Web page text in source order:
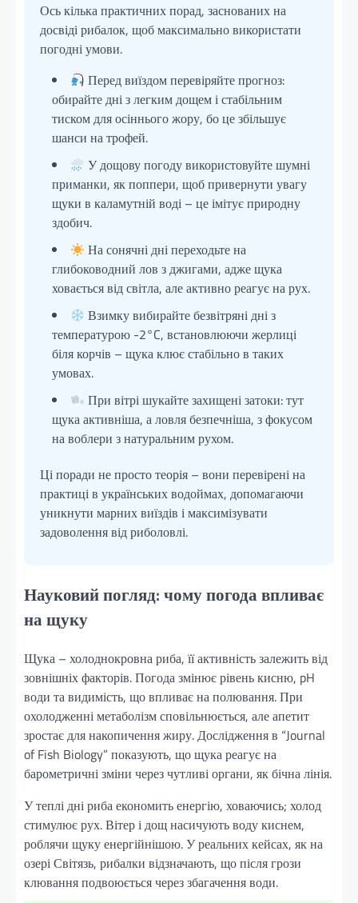
Ось кілька практичних порад, заснованих на
досвіді рибалок, щоб максимально використати
погодні умови.
Перед виїздом перевіряйте прогноз:
обирайте дні з легким дощем і стабільним
тиском для осіннього жору, бо це збільшує
шанси на трофей.
У дощову погоду використовуйте шумні
приманки, як поппери, щоб привернути увагу
щуки в каламутній воді – це імітує природну
здобич.
На сонячні дні переходьте на
глибоководний лов з джигами, адже щука
ховається від світла, але активно реагує на рух.
Взимку вибирайте безвітряні дні з
температурою -2°C, встановлюючи жерлиці
біля корчів – щука клює стабільно в таких
умовах.
При вітрі шукайте захищені затоки: тут
щука активніша, а ловля безпечніша, з фокусом
на воблери з натуральним рухом.
Ці поради не просто теорія – вони перевірені на
практиці в українських водоймах, допомагаючи
уникнути марних виїздів і максимізувати
задоволення від риболовлі.
Науковий погляд: чому погода впливає
на щуку
Щука – холоднокровна риба, її активність залежить від
зовнішніх факторів. Погода змінює рівень кисню, pH
води та видимість, що впливає на полювання. При
охолодженні метаболізм сповільнюється, але апетит
зростає для накопичення жиру. Дослідження в “Journal
of Fish Biology” показують, що щука реагує на
барометричні зміни через чутливі органи, як бічна лінія.
У теплі дні риба економить енергію, ховаючись; холод
стимулює рух. Вітер і дощ насичують воду киснем,
роблячи щуку енергійнішою. У реальних кейсах, як на
озері Світязь, рибалки відзначають, що після грози
клювання подвоюється через збагачення води.